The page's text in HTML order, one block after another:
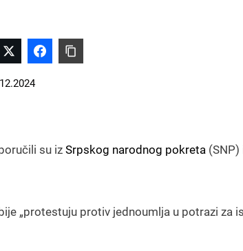
su izSrpskog narodnog pokreta
„protestuju protiv jednoumlja u potrazi za